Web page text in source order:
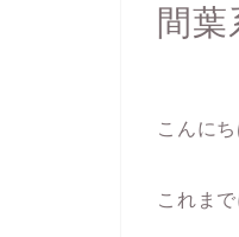
間
こんに
これま